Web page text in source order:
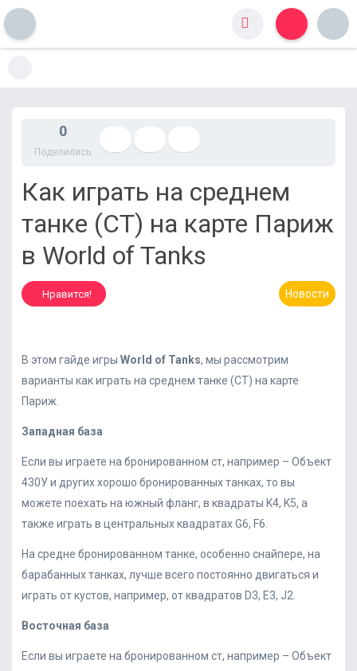
0
Поделились
Как играть на среднем
танке (СТ) на карте Париж
в World of Tanks
Нравится! Новости
В этом гайде игры World of Tanks, мы рассмотрим
варианты как играть на среднем танке (СТ) на карте
Париж.
Западная база
Если вы играете на бронированном ст, например – Объект
430У и других хорошо бронированных танках, то вы
можете поехать на южный фланг, в квадраты K4, K5, а
также играть в центральных квадратах G6, F6.
На средне бронированном танке, особенно снайпере, на
барабанных танках, лучше всего постоянно двигаться и
играть от кустов, например, от квадратов D3, E3, J2.
Восточная база
Если вы играете на бронированном ст, например – Объект